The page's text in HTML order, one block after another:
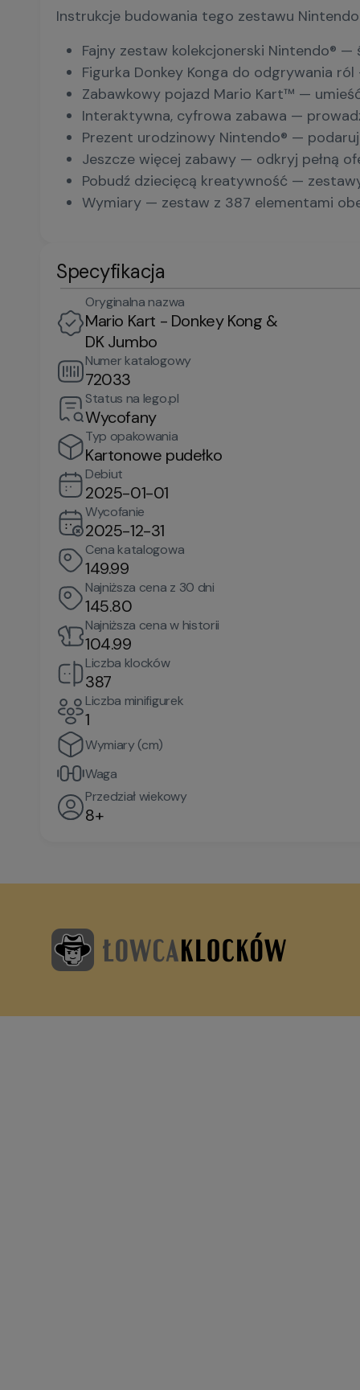
Instrukcje budowania tego zestawu
Fajny zestaw kolekcjonerski Nintendo®
Figurka Donkey Konga do odgrywania
Zabawkowy pojazd Mario Kart™ —
Interaktywna, cyfrowa zabawa —
Prezent urodzinowy Nintendo® —
Jeszcze więcej zabawy — odkryj pełną
Pobudź dziecięcą kreatywność —
Wymiary — zestaw z 387 elementami
Specyfikacja
Oryginalna nazwa
Mario Kart - Donkey Kong &
DK Jumbo
Numer katalogowy
72033
Status na lego.pl
Wycofany
Typ opakowania
Kartonowe pudełko
Debiut
2025-01-01
Wycofanie
2025-12-31
Cena katalogowa
149.99
Najniższa cena z 30 dni
145.80
Najniższa cena w historii
104.99
Liczba klocków
387
Liczba minifigurek
1
Wymiary (cm)
Waga
Przedział wiekowy
8+